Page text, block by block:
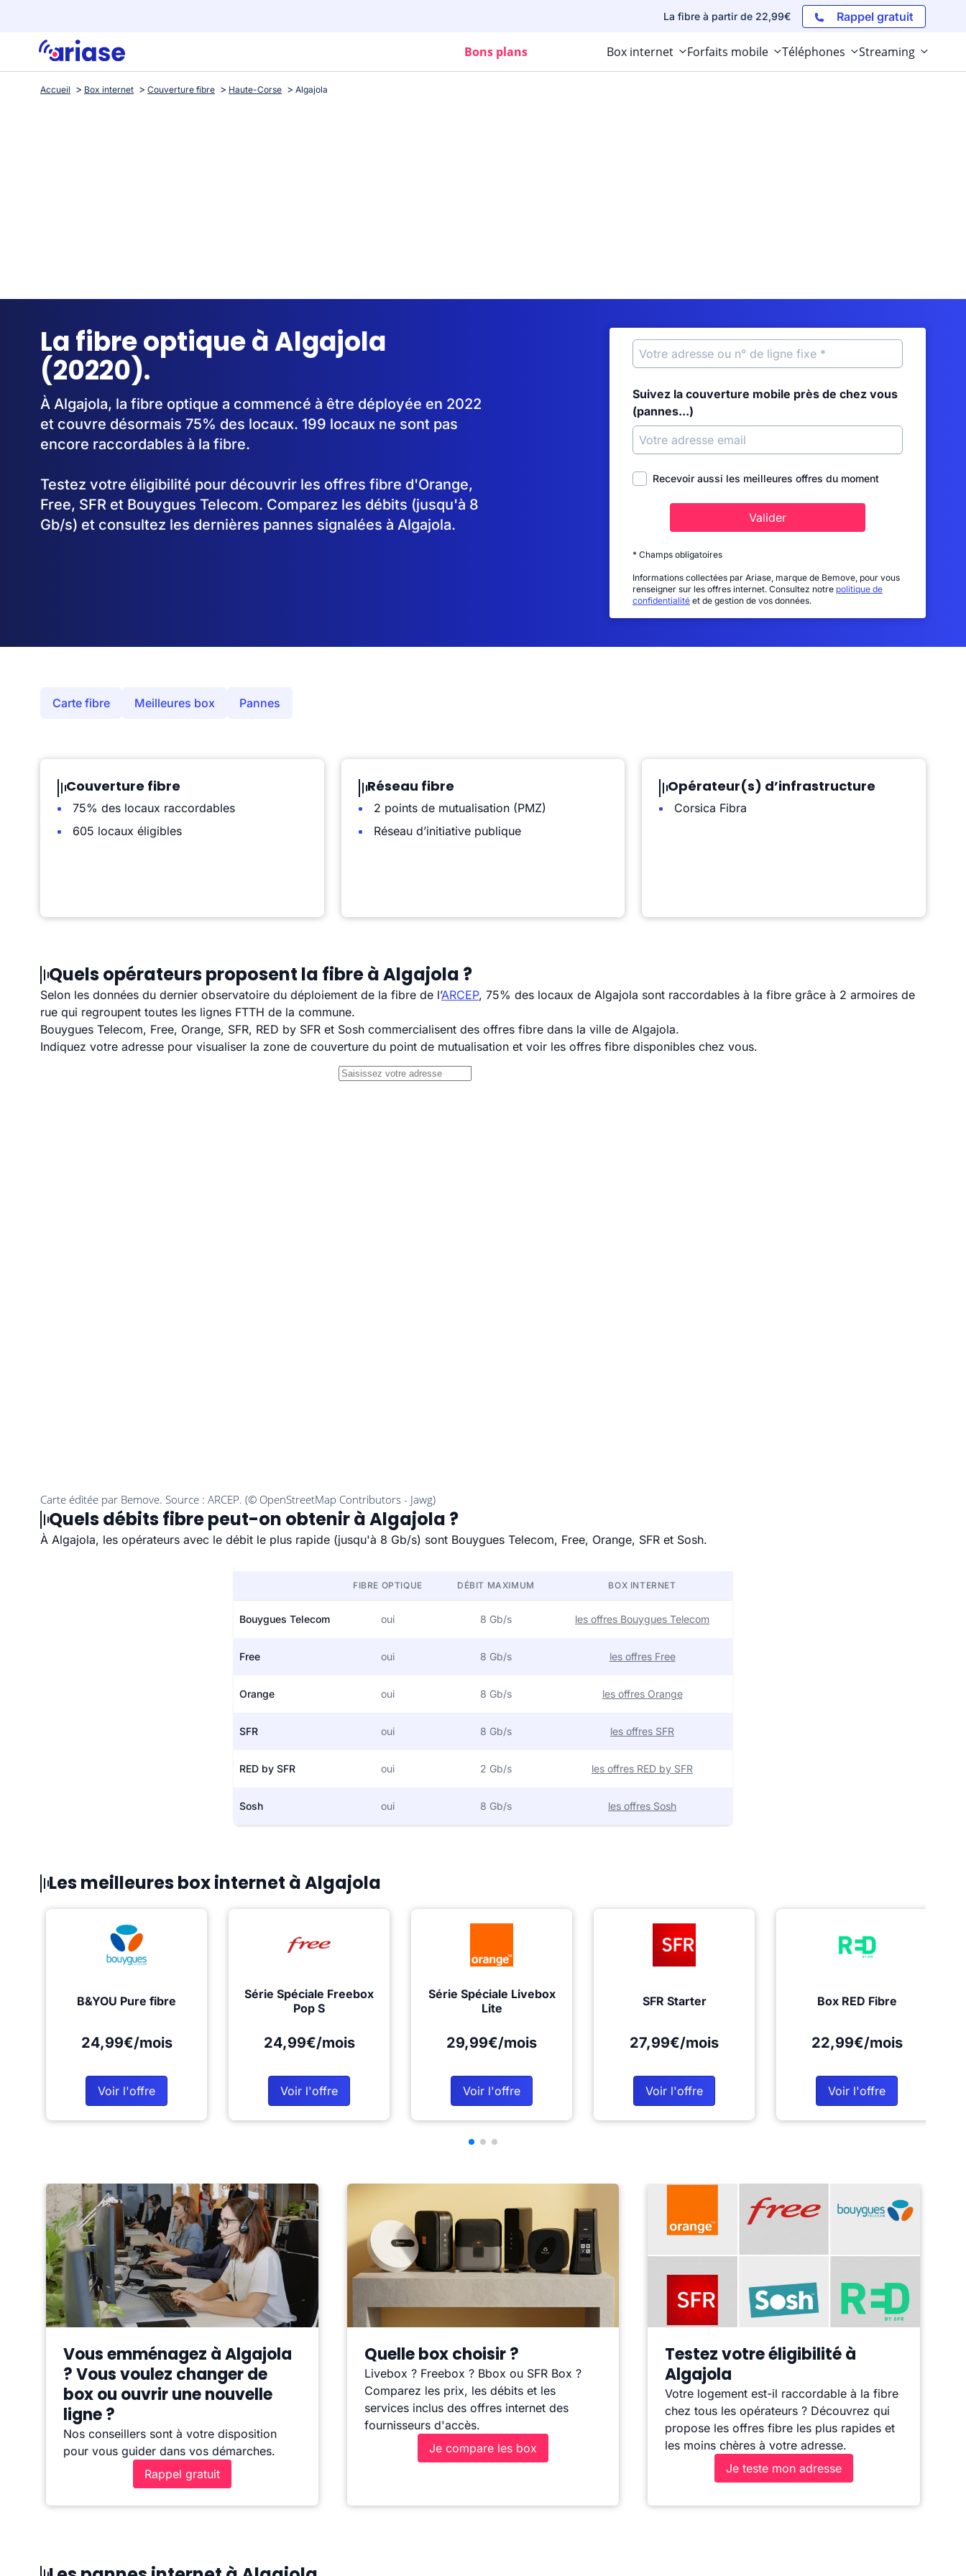
La fibre à partir de 22,99€ Rappel gratuit
Bons plans Box internet Forfaits mobile Téléphones Streaming
Accueil Box internet Couverture fibre Haute-Corse Algajola
La fibre optique à Algajola
(20220).
À Algajola, la fibre optique a commencé à être déployée en 2022
et couvre désormais 75% des locaux. 199 locaux ne sont pas
encore raccordables à la fibre.
Testez votre éligibilité pour découvrir les offres fibre d'Orange,
Free, SFR et Bouygues Telecom. Comparez les débits (jusqu'à 8
Gb/s) et consultez les dernières pannes signalées à Algajola.
Suivez la couverture mobile près de chez vous
(pannes...)
Recevoir aussi les meilleures offres du moment
Valider
* Champs obligatoires
Informations collectées par Ariase, marque de Bemove, pour vous
renseigner sur les offres internet. Consultez notre politique de
confidentialité et de gestion de vos données.
Carte fibre Meilleures box Pannes
Couverture fibre
75% des locaux raccordables
605 locaux éligibles
Réseau fibre
2 points de mutualisation (PMZ)
Réseau d’initiative publique
Opérateur(s) d’infrastructure
Corsica Fibra
Quels opérateurs proposent la fibre à Algajola ?
Selon les données du dernier observatoire du déploiement de la fibre de l’ARCEP, 75% des locaux de Algajola sont raccordables à la fibre grâce à 2 armoires de
rue qui regroupent toutes les lignes FTTH de la commune.
Bouygues Telecom, Free, Orange, SFR, RED by SFR et Sosh commercialisent des offres fibre dans la ville de Algajola.
Indiquez votre adresse pour visualiser la zone de couverture du point de mutualisation et voir les offres fibre disponibles chez vous.
Quels débits fibre peut-on obtenir à Algajola ?
À Algajola, les opérateurs avec le débit le plus rapide (jusqu'à 8 Gb/s) sont Bouygues Telecom, Free, Orange, SFR et Sosh.
FIBRE OPTIQUE DÉBIT MAXIMUM BOX INTERNET
Bouygues Telecom oui 8 Gb/s les offres Bouygues Telecom
Free oui 8 Gb/s les offres Free
Orange oui 8 Gb/s les offres Orange
SFR oui 8 Gb/s les offres SFR
RED by SFR oui 2 Gb/s les offres RED by SFR
Sosh oui 8 Gb/s les offres Sosh
Les meilleures box internet à Algajola
B&YOU Pure fibre
24,99€/mois
Voir l'offre
Série Spéciale Freebox
Pop S
24,99€/mois
Voir l'offre
Série Spéciale Livebox
Lite
29,99€/mois
Voir l'offre
SFR Starter
27,99€/mois
Voir l'offre
Box RED Fibre
22,99€/mois
Voir l'offre
Vous emménagez à Algajola
? Vous voulez changer de
box ou ouvrir une nouvelle
ligne ?
Nos conseillers sont à votre disposition
pour vous guider dans vos démarches.
Rappel gratuit
Quelle box choisir ?
Livebox ? Freebox ? Bbox ou SFR Box ?
Comparez les prix, les débits et les
services inclus des offres internet des
fournisseurs d'accès.
Je compare les box
Testez votre éligibilité à
Algajola
Votre logement est-il raccordable à la fibre
chez tous les opérateurs ? Découvrez qui
propose les offres fibre les plus rapides et
les moins chères à votre adresse.
Je teste mon adresse